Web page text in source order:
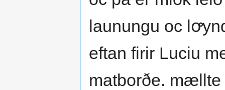
launungu oc
eftan firir Luciu
matborðe. mællte